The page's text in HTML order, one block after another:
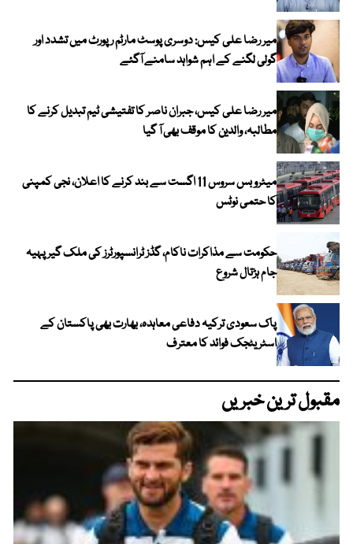
میر رضا علی کیس: دوسری پوسٹ مارٹم رپورٹ میں تشدد اور
گولی لگنے کے اہم شواہد سامنے آگئے
میر رضا علی کیس، جبران ناصر کا تفتیشی ٹیم تبدیل کرنے کا
مطالبہ، والدین کا موقف بھی آ گیا
میٹرو بس سروس 11 اگست سے بند کرنے کا اعلان، نجی کمپنی
کا حتمی نوٹس
حکومت سے مذاکرات ناکام، گڈز ٹرانسپورٹرز کی ملک گیر پہیہ
جام ہڑتال شروع
پاک سعودی ترکیہ دفاعی معاہدہ، بھارت بھی پاکستان کے
اسٹریٹجک فوائد کا معترف
مقبول ترین خبریں